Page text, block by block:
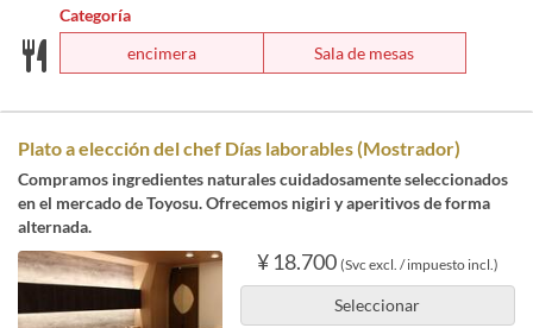
Categoría
encimera
Sala de mesas
Plato a elección del chef Días laborables (Mostrador)
Compramos ingredientes naturales cuidadosamente seleccionados
en el mercado de Toyosu. Ofrecemos nigiri y aperitivos de forma
alternada.
¥ 18.700 (Svc excl. / impuesto incl.)
Seleccionar